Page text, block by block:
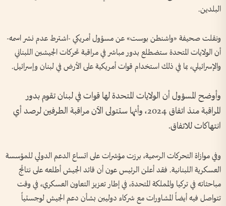
البلدين.
ونقلت صحيفة «واشنطن بوست» عن مسؤول أمريكي -اشترط عدم نشر اسمه-
أن الولايات المتحدة ستضطلع بدور مباشر في مراقبة تحركات الجيشين اللبناني
والإسرائيلي، بما في ذلك استخدام قوات أمريكية على الأرض في لبنان وإسرائيل.
وأوضح المسؤول أن الولايات المتحدة لها قوات في لبنان تقوم بدور
المراقبة منذ اتفاق 2024، وأنها ستتولى الآن مراقبة الطرفين لرصد أي
انتهاكات للاتفاق.
وفي موازاة التحركات الرسمية، برزت مؤشرات على اتساع الدعم الدولي للمؤسسة
العسكرية اللبنانية. فقد أعلن الرئيس عون أن قائد الجيش أطلعه على نتائج
مباحثاته في تركيا والمملكة المتحدة، في إطار تعزيز التعاون العسكري، في وقت
تتواصل فيه أيضاً المشاورات مع شركاء دوليين بشأن دعم الجيش لوجستياً